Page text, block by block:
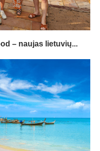
– naujas lietuvių...